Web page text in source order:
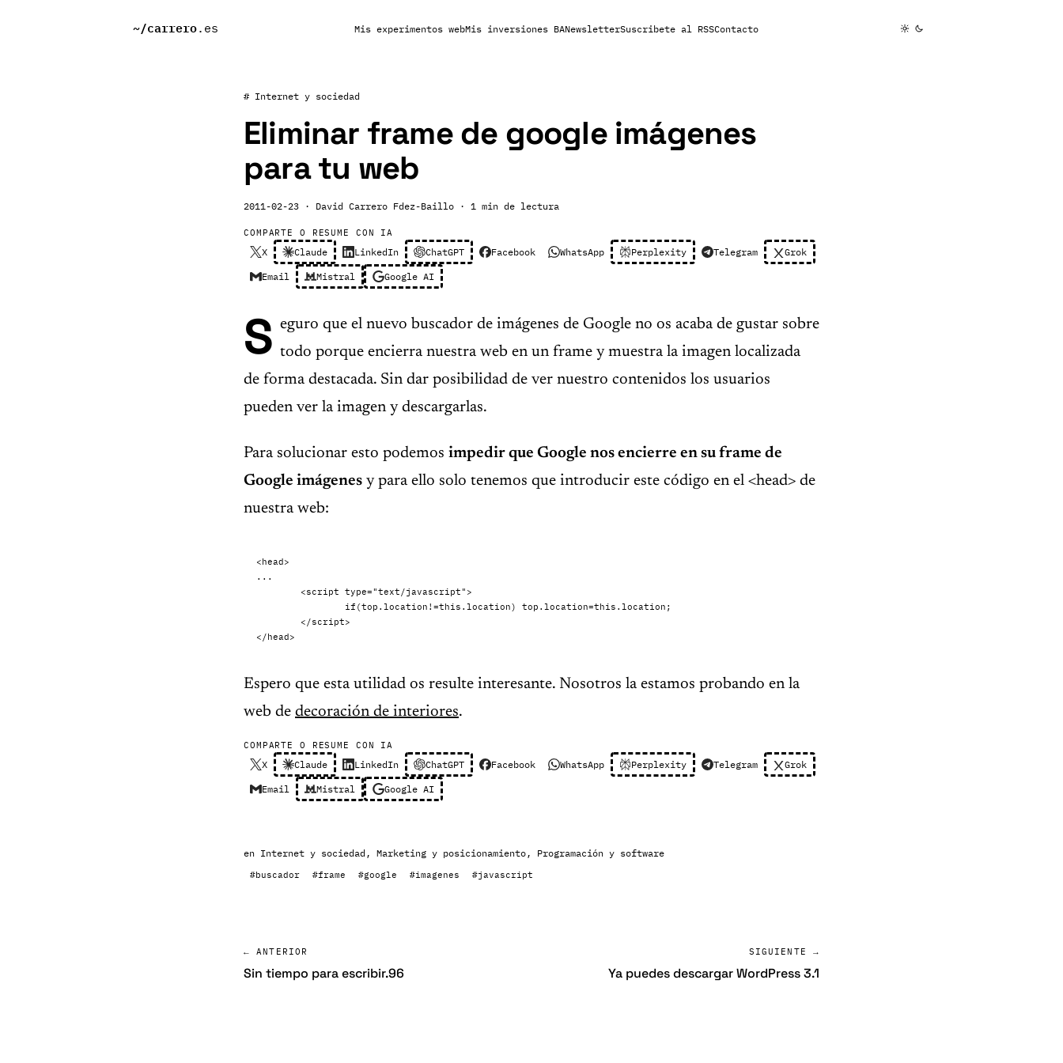
~/carrero.es Mis experimentos webMis inversiones BANewsletterSuscribete al RSSContacto
# Internet y sociedad
Eliminar frame de google imágenes
para tu web
2011-02-23 · David Carrero Fdez-Baillo · 1 min de lectura
COMPARTE O RESUME CON IA
X Claude LinkedIn ChatGPT Facebook WhatsApp Perplexity Telegram Grok
Email Mistral Google AI
S eguro que el nuevo buscador de imágenes de Google no os acaba de gustar sobre
todo porque encierra nuestra web en un frame y muestra la imagen localizada
de forma destacada. Sin dar posibilidad de ver nuestro contenidos los usuarios
pueden ver la imagen y descargarlas.
Para solucionar esto podemos impedir que Google nos encierre en su frame de
Google imágenes y para ello solo tenemos que introducir este código en el <head> de
nuestra web:
<head>
...
</head>
Espero que esta utilidad os resulte interesante. Nosotros la estamos probando en la
web de decoración de interiores.
COMPARTE O RESUME CON IA
X Claude LinkedIn ChatGPT Facebook WhatsApp Perplexity Telegram Grok
Email Mistral Google AI
en Internet y sociedad , Marketing y posicionamiento, Programación y software
#buscador #frame #google #imagenes #javascript
← ANTERIOR
Sin tiempo para escribir.96
SIGUIENTE →
Ya puedes descargar WordPress 3.1